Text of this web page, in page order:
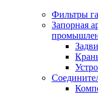
Фильтры
Запорная